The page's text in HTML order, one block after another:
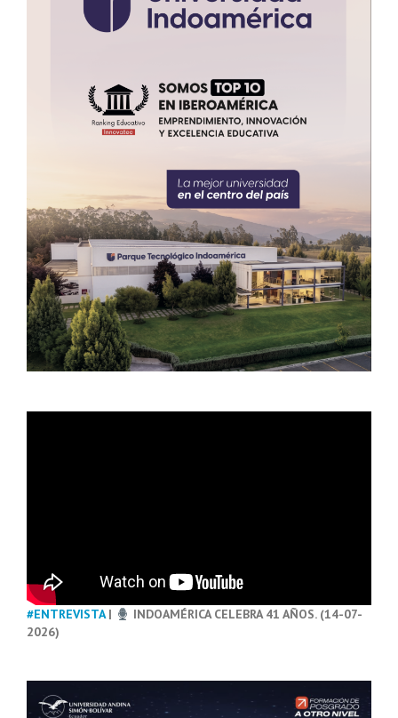
#ENTREVISTA|
INDOAMÉRICA CELEBRA 41 AÑOS. (14-07-
2026)